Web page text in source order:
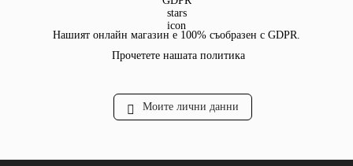
Нашият онлайн магазин е 100% съобразен с GDPR.
Прочетете нашата политика
Моите лични данни